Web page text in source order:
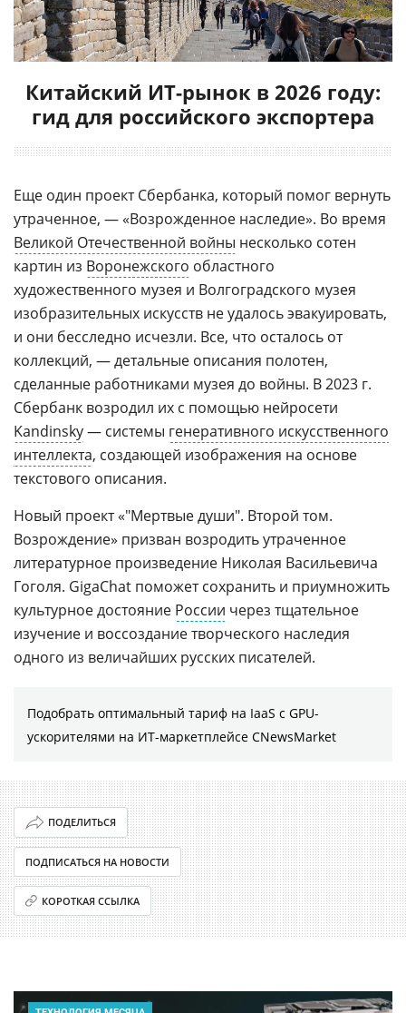
Китайский ИТ-рынок в 2026 году:
гид для российского экспортера
Еще один проект Сбербанка, который помог вернуть
утраченное, — «Возрожденное наследие». Во время
Великой Отечественной войны несколько сотен
картин из Воронежского областного
художественного музея и Волгоградского музея
изобразительных искусств не удалось эвакуировать,
и они бесследно исчезли. Все, что осталось от
коллекций, — детальные описания полотен,
сделанные работниками музея до войны. В 2023 г.
Сбербанк возродил их с помощью нейросети
Kandinsky— системы генеративного искусственного
интеллекта, создающей изображения на основе
текстового описания.
Новый проект «"Мертвые души". Второй том.
Возрождение» призван возродить утраченное
литературное произведение Николая Васильевича
Гоголя. GigaChat поможет сохранить и приумножить
культурное достояние России через тщательное
изучение и воссоздание творческого наследия
одного из величайших русских писателей.
Подобрать оптимальный тариф на IaaS с GPU-
ускорителями на ИТ-маркетплейсе CNewsMarket
ПОДЕЛИТЬСЯ
ПОДПИСАТЬСЯ НА НОВОСТИ
КОРОТКАЯ ССЫЛКА